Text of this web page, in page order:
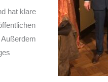
hat klare